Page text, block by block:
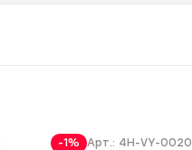
-1% Арт.: 4H-VY-0020